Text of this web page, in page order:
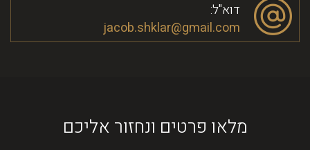
דוא"ל:
jacob.shklar@gmail.com
מלאו פרטים ונחזור אליכם